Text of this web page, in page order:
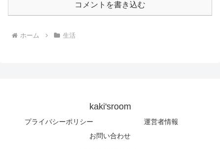
コメントを書き込む
ホーム 生活
kaki'sroom
プライバシーポリシー
運営者情報
お問い合わせ